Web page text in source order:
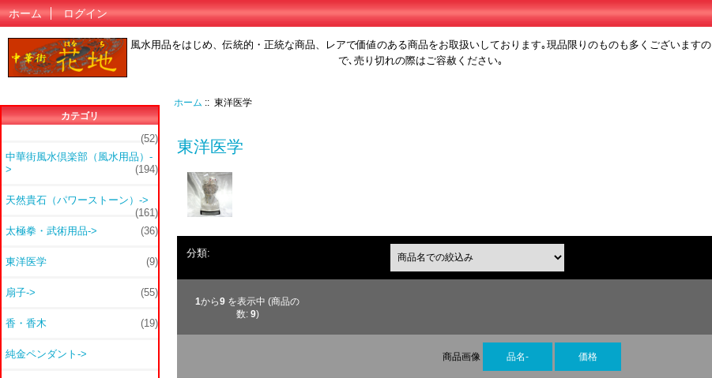
ホーム ログイン
風水用品をはじめ、伝統的・正統な商品、レアで価値のある商品をお取扱いしております｡現品限りのものも多くございますの
で､売り切れの際はご容赦ください｡
カテゴリ
(52)
中華街風水倶楽部（風水用品）-
>
(194)
天然貴石（パワーストーン）->
(161)
太極拳・武術用品->
(36)
東洋医学 (9)
扇子-> (55)
香・香木 (19)
純金ペンダント->
ホーム :: 東洋医学
東洋医学
分類:
1から9 を表示中 (商品の
数: 9)
商品画像 品名- 価格